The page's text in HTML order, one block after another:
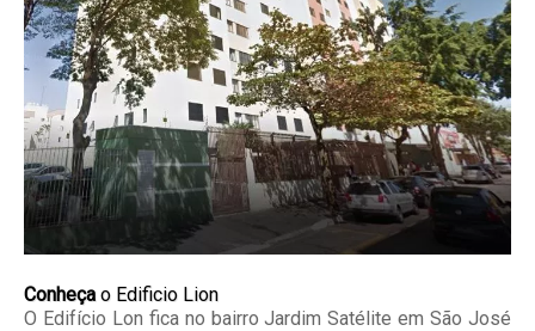
Conheçao Edificio Lion
O Edifício Lon fica no bairro Jardim Satélite em São José